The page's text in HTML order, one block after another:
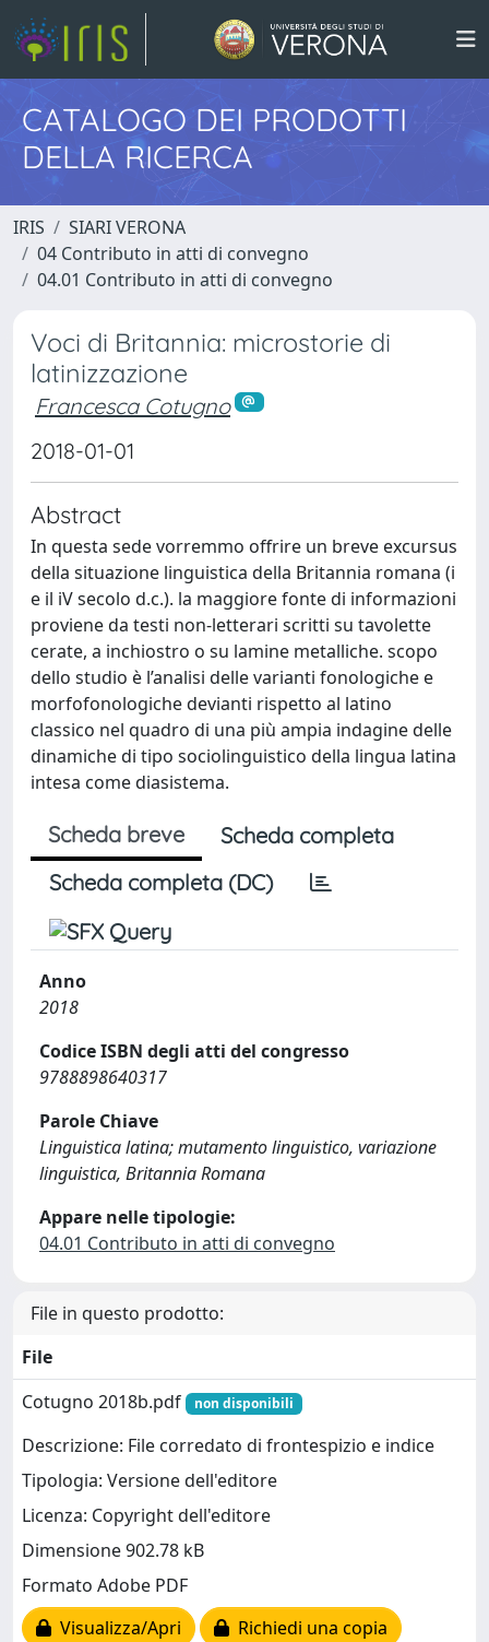
CATALOGO DEI PRODOTTI
DELLA RICERCA
IRIS
SIARI VERONA
04 Contributo in atti di convegno
04.01 Contributo in atti di convegno
Voci di Britannia: microstorie di
latinizzazione
Francesca Cotugno
2018-01-01
Abstract
In questa sede vorremmo offrire un breve excursus
della situazione linguistica della Britannia romana (i
e il iV secolo d.c.). la maggiore fonte di informazioni
proviene da testi non-letterari scritti su tavolette
cerate, a inchiostro o su lamine metalliche. scopo
dello studio è l’analisi delle varianti fonologiche e
morfofonologiche devianti rispetto al latino
classico nel quadro di una più ampia indagine delle
dinamiche di tipo sociolinguistico della lingua latina
intesa come diasistema.
Scheda breve
Scheda completa
Scheda completa (DC)
Anno
2018
Codice ISBN degli atti del congresso
9788898640317
Parole Chiave
Linguistica latina; mutamento linguistico, variazione
linguistica, Britannia Romana
Appare nelle tipologie:
04.01 Contributo in atti di convegno
File in questo prodotto:
File
Cotugno 2018b.pdf
non disponibili
Descrizione: File corredato di frontespizio e indice
Tipologia: Versione dell'editore
Licenza: Copyright dell'editore
Dimensione 902.78 kB
Formato Adobe PDF
Visualizza/Apri
Richiedi una copia